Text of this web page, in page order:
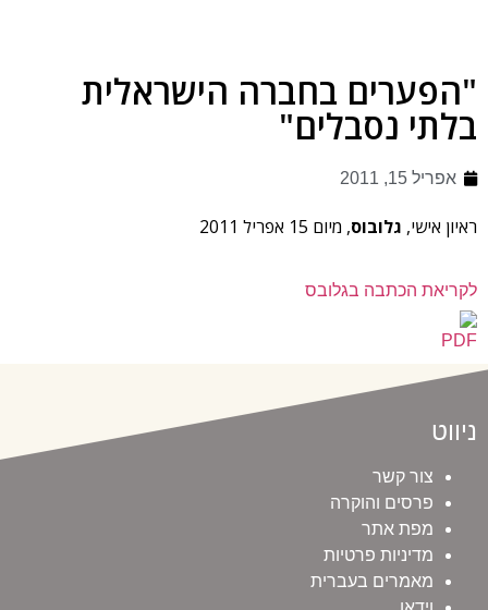
"הפערים בחברה הישראלית
בלתי נסבלים"
אפריל 15, 2011
ראיון אישי, גלובוס, מיום 15 אפריל 2011
לקריאת הכתבה בגלובס
ניווט
צור קשר
פרסים והוקרה
מפת אתר
מדיניות פרטיות
מאמרים בעברית